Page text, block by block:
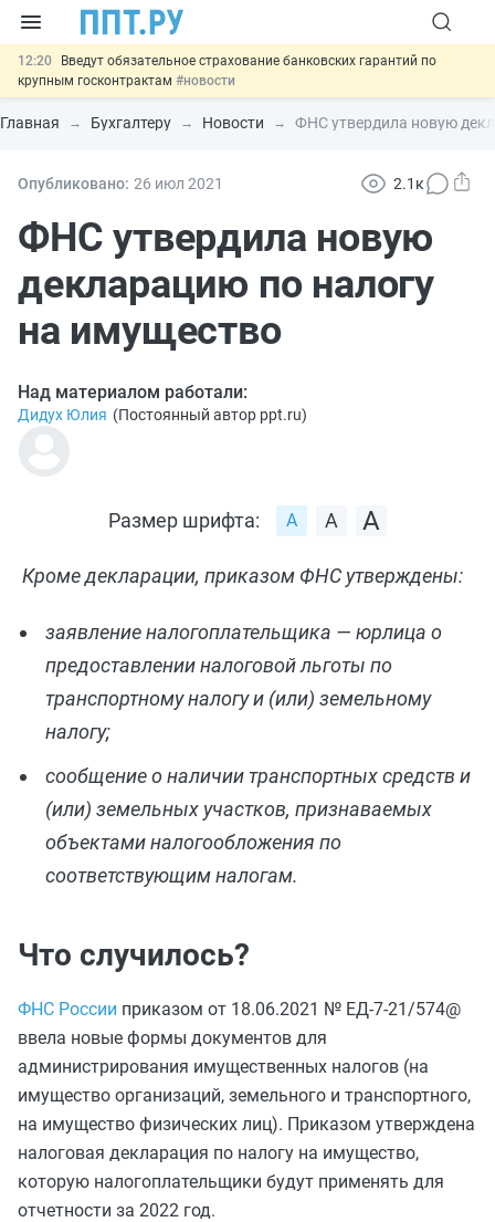
12:20
Введут обязательное страхование банковских гарантий по
крупным госконтрактам #новости
11:12 Закон об ИИ синхронизируют с Гражданским кодексом#новости
00:01
10 августа: важные документы, вступающие в силу сегодня
13:02
Важно
платформу ГИС ЕЦП до 31 августа
#новости
Главная Бухгалтеру Новости ФНС утвердила новую
Опубликовано: 26 июл 2021 2.1к
ФНС утвердила новую
декларацию по налогу
на имущество
Над материалом работали:
Дидух Юлия (Постоянный автор ppt.ru)
Размер шрифта:
Кроме декларации, приказом ФНС утверждены:
заявление налогоплательщика — юрлица ‎о
предоставлении налоговой льготы по
транспортному налогу и (или) земельному
налогу;
сообщение о наличии транспортных средств и
(или) земельных участков, признаваемых
объектами налогообложения по
соответствующим налогам.
Что случилось?
ФНС России приказом от 18.06.2021 № ЕД-7-21/574@
ввела новые формы документов для
администрирования имущественных налогов (на
имущество организаций, земельного и транспортного,
на имущество физических лиц). Приказом утверждена
налоговая декларация по налогу на имущество,
которую налогоплательщики будут применять для
отчетности за 2022 год.